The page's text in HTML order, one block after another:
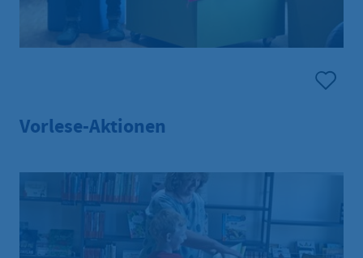
Vorlese-Aktionen